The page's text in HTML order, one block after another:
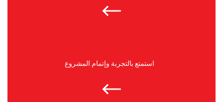
استمتع بالتجربة وإتمام المشروع